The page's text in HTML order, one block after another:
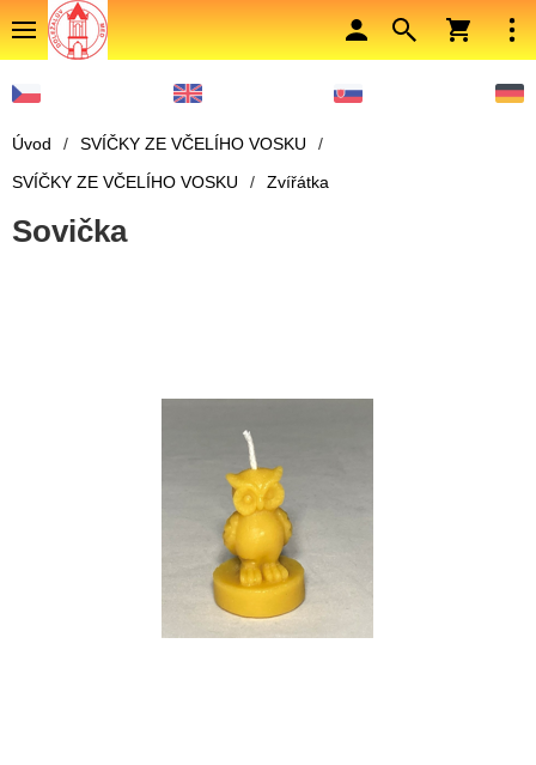
Úvod / SVÍČKY ZE VČELÍHO VOSKU
/
SVÍČKY ZE VČELÍHO VOSKU
/ Zvířátka
Sovička